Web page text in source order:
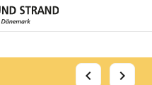
chevron_left chevron_right